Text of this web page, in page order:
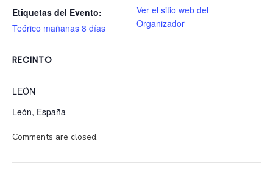
Etiquetas del Evento:
Teórico mañanas 8 días
RECINTO
LEÓN
León, España
Ver el sitio web del
Organizador
Comments are closed.